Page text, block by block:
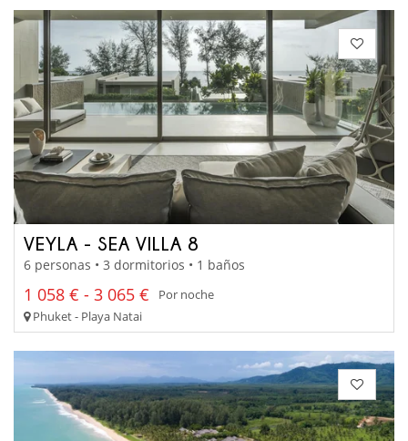
VEYLA - SEA VILLA 8
6 personas • 3 dormitorios • 1 baños
1 058 € - 3 065 €
Por noche
Phuket - Playa Natai